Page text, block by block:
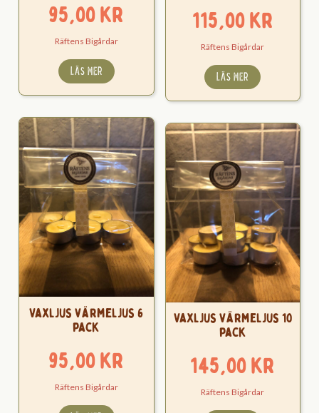
95,00kr
Räftens Bigårdar
LÄS MER
115,00kr
Räftens Bigårdar
LÄS MER
Vaxljus värmeljus 6
pack
95,00kr
Räftens Bigårdar
Vaxljus värmeljus 10
pack
145,00kr
Räftens Bigårdar